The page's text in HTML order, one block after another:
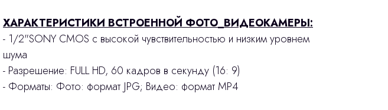
ХАРАКТЕРИСТИКИ ВСТРОЕННОЙ ФОТО_ВИДЕОКАМЕРЫ:
- 1/2"SONY CMOS с высокой чувствительностью и низким уровнем
шума
- Разрешение: FULL HD, 60 кадров в секунду (16: 9)
- Форматы: Фото: формат JPG; Видео: формат MP4